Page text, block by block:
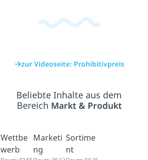
zur Videoseite: Prohibitivpreis
Beliebte Inhalte aus dem
Bereich Markt & Produkt
Wettbe
werb
Marketi
ng
Sortime
nt